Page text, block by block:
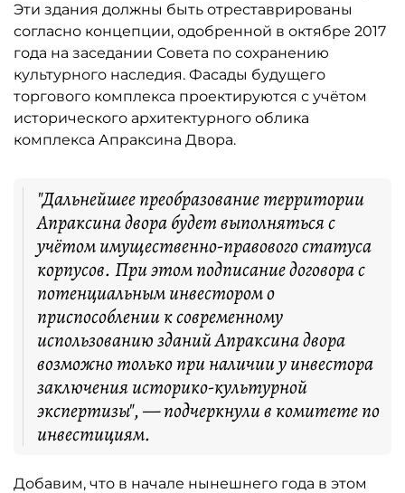
Эти здания должны быть отреставрированы
согласно концепции, одобренной в октябре 2017
года на заседании Совета по сохранению
культурного наследия. Фасады будущего
торгового комплекса проектируются с учётом
исторического архитектурного облика
комплекса Апраксина Двора.
"Дальнейшее преобразование территории
Апраксина двора будет выполняться с
учётом имущественно-правового статуса
корпусов. При этом подписание договора с
потенциальным инвестором о
приспособлении к современному
использованию зданий Апраксина двора
возможно только при наличии у инвестора
заключения историко-культурной
экспертизы", — подчеркнули в комитете по
инвестициям.
Добавим, что в начале нынешнего года в этом